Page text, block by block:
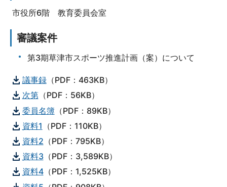
市役所6階 教育委員会室
審議案件
第3期草津市スポーツ推進計画（案）について
議事録（PDF：463KB）
次第（PDF：56KB）
委員名簿（PDF：89KB）
資料1 （PDF：110KB）
資料2 （PDF：795KB）
資料3（PDF：3,589KB）
資料4（PDF：1,525KB）